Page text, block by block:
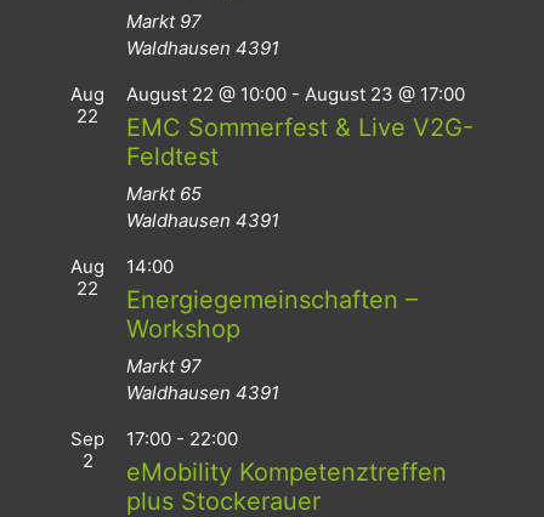
Markt 97
Waldhausen 4391
Aug
22
August 22 @ 10:00 - August 23 @ 17:00
EMC Sommerfest & Live V2G-
Feldtest
Markt 65
Waldhausen 4391
Aug
22
14:00
Energiegemeinschaften –
Workshop
Markt 97
Waldhausen 4391
Sep
2
17:00 - 22:00
eMobility Kompetenztreffen
plus Stockerauer